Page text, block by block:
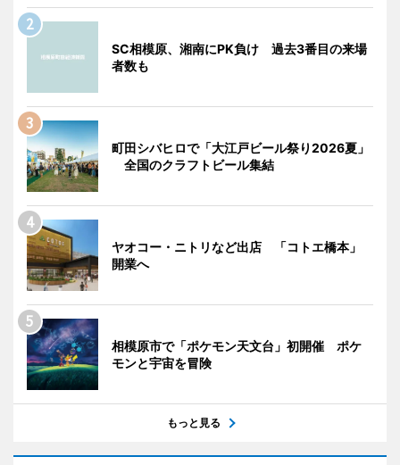
SC相模原、湘南にPK負け 過去3番目の来場
者数も
町田シバヒロで「大江戸ビール祭り2026夏」
全国のクラフトビール集結
ヤオコー・ニトリなど出店 「コトエ橋本」
開業へ
相模原市で「ポケモン天文台」初開催 ポケ
モンと宇宙を冒険
もっと見る